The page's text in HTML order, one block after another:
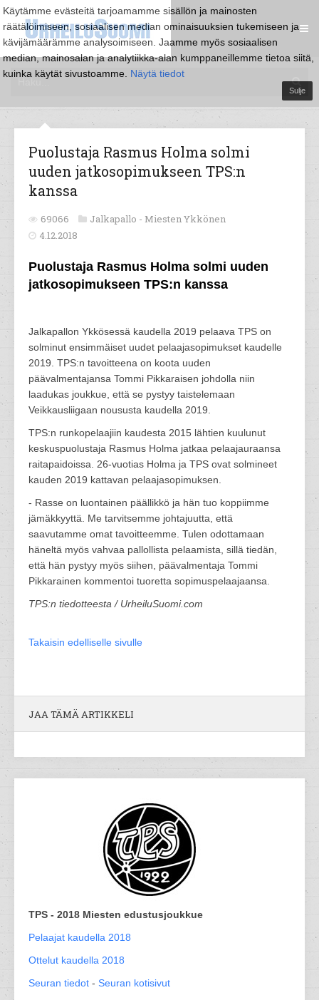
Käytämme evästeitä tarjoamamme sisällön ja mainosten
räätälöimiseen, sosiaalisen median ominaisuuksien tukemiseen ja
kävijämäärämme analysoimiseen. Jaamme myös sosiaalisen
median, mainosalan ja analytiikka-alan kumppaneillemme tietoa siitä,
kuinka käytät sivustoamme. Näytä tiedot
Sulje
Puolustaja Rasmus Holma solmi
uuden jatkosopimukseen TPS:n
kanssa
69066 Jalkapallo - Miesten Ykkönen
4.12.2018
Puolustaja Rasmus Holma solmi uuden
jatkosopimukseen TPS:n kanssa
Jalkapallon Ykkösessä kaudella 2019 pelaava TPS on
solminut ensimmäiset uudet pelaajasopimukset kaudelle
2019. TPS:n tavoitteena on koota uuden
päävalmentajansa Tommi Pikkaraisen johdolla niin
laadukas joukkue, että se pystyy taistelemaan
Veikkausliigaan noususta kaudella 2019.
TPS:n runkopelaajiin kaudesta 2015 lähtien kuulunut
keskuspuolustaja Rasmus Holma jatkaa pelaajauraansa
raitapaidoissa. 26-vuotias Holma ja TPS ovat solmineet
kauden 2019 kattavan pelaajasopimuksen.
- Rasse on luontainen päällikkö ja hän tuo koppiimme
jämäkkyyttä. Me tarvitsemme johtajuutta, että
saavutamme omat tavoitteemme. Tulen odottamaan
häneltä myös vahvaa pallollista pelaamista, sillä tiedän,
että hän pystyy myös siihen, päävalmentaja Tommi
Pikkarainen kommentoi tuoretta sopimuspelaajaansa.
TPS:n tiedotteesta / UrheiluSuomi.com
Takaisin edelliselle sivulle
JAA TÄMÄ ARTIKKELI
TPS - 2018 Miesten edustusjoukkue
Pelaajat kaudella 2018
Ottelut kaudella 2018
Seuran tiedot - Seuran kotisivut